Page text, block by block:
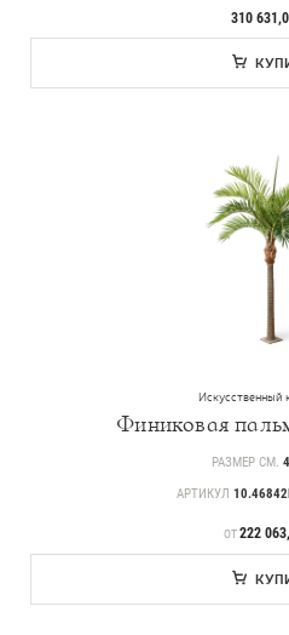
310
Искусственный
Финиковая
РАЗМЕР СМ.
АРТИКУЛ
ЦЕНА
ОТ222